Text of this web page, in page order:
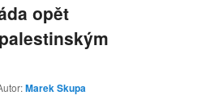
opět
Marek Skupa